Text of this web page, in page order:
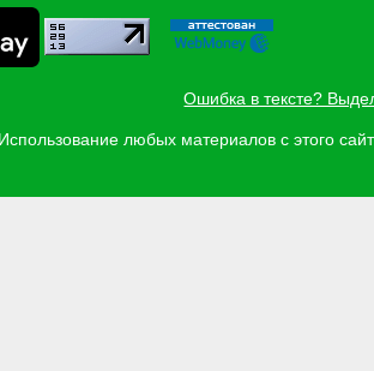
Ошибка в тексте?
Использование любых материалов с этого